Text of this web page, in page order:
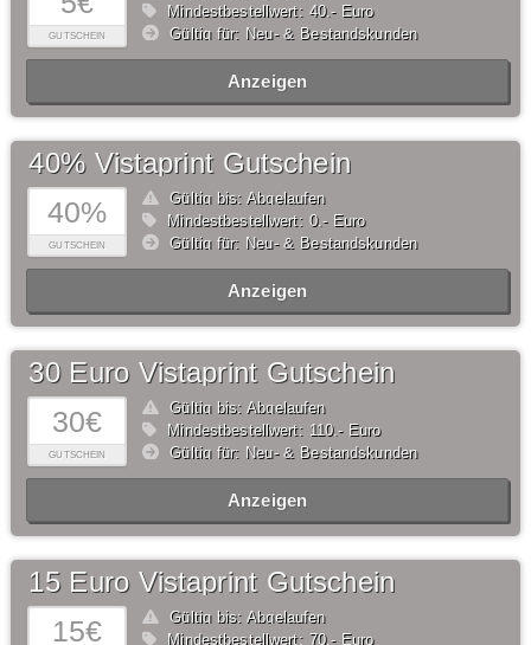
GUTSCHEIN
Mindestbestellwert: 40,- Euro
Gültig für: Neu- & Bestandskunden
Anzeigen
40%
GUTSCHEIN
40% Vistaprint Gutschein
Gültig bis: Abgelaufen
Mindestbestellwert: 0,- Euro
Gültig für: Neu- & Bestandskunden
Anzeigen
30€
GUTSCHEIN
30 Euro Vistaprint Gutschein
Gültig bis: Abgelaufen
Mindestbestellwert: 110,- Euro
Gültig für: Neu- & Bestandskunden
Anzeigen
15€
15 Euro Vistaprint Gutschein
Gültig bis: Abgelaufen
Mindestbestellwert: 70,- Euro